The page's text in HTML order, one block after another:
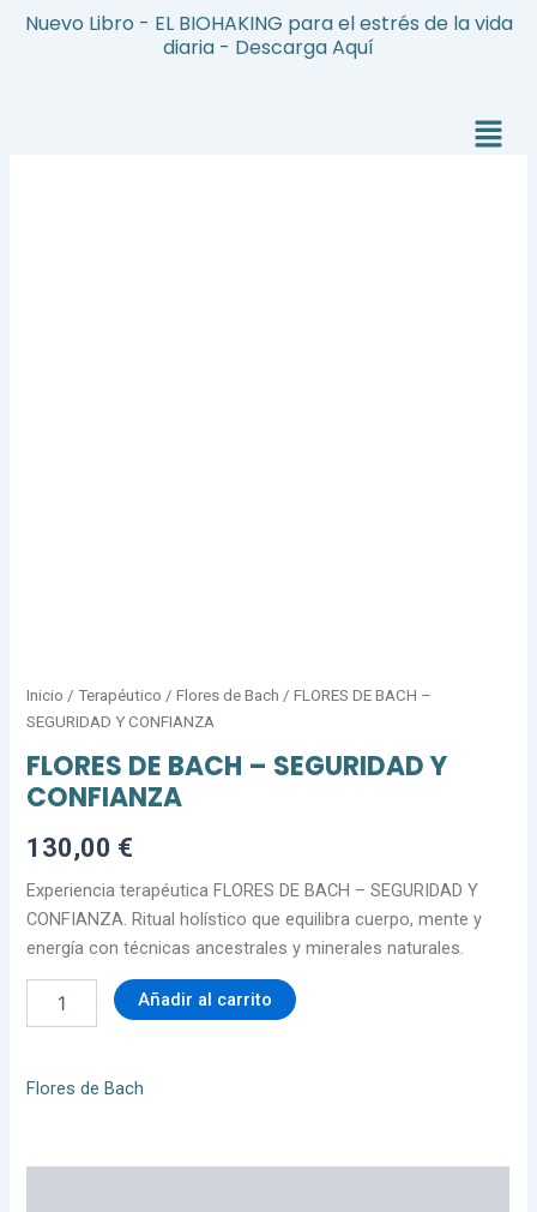
Nuevo Libro - EL BIOHAKING para el estrés de la vida
diaria - Descarga Aquí
Menú
Inicio /Terapéutico /Flores de Bach / FLORES DE BACH –
SEGURIDAD Y CONFIANZA
FLORES DE BACH – SEGURIDAD Y
CONFIANZA
130,00 €
Experiencia terapéutica FLORES DE BACH – SEGURIDAD Y
CONFIANZA. Ritual holístico que equilibra cuerpo, mente y
energía con técnicas ancestrales y minerales naturales.
Añadir al carrito
Flores de Bach